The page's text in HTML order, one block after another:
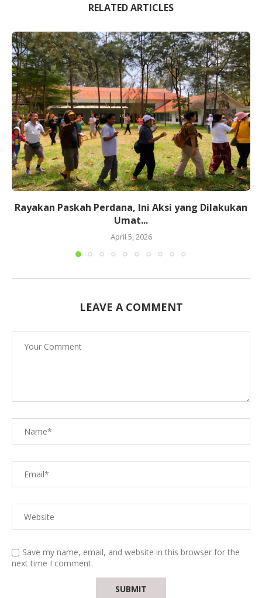
RELATED ARTICLES
Rayakan Paskah Perdana, Ini Aksi yang Dilakukan
Umat...
April 5, 2026
LEAVE A COMMENT
Save my name, email, and website in this browser for the
next time I comment.